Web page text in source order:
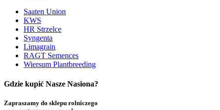
Saaten Union
KWS
HR Strzelce
Syngenta
Limagrain
RAGT Semences
Wiersum Plantbreeding
Gdzie kupić Nasze Nasiona?
Zapraszamy do sklepu rolniczego